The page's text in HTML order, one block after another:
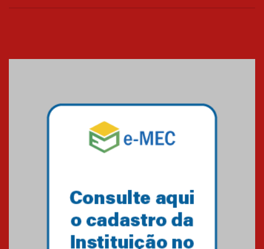
realizará nova edição da Feira
04.08.2026
Mackenzie recepciona os
calouros do segundo semestre
Como o Colégio Mackenzie
Brasília prepara seus
estudantes para o PAS antes
mesmo do Ensino Médio